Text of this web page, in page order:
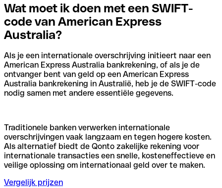
Wat moet ik doen met een SWIFT-
code van American Express
Australia?
Als je een internationale overschrijving initieert naar een
American Express Australia bankrekening, of als je de
ontvanger bent van geld op een American Express
Australia bankrekening in Australië, heb je de SWIFT-code
nodig samen met andere essentiële gegevens.
Traditionele banken verwerken internationale
overschrijvingen vaak langzaam en tegen hogere kosten.
Als alternatief biedt de Qonto zakelijke rekening voor
internationale transacties een snelle, kosteneffectieve en
veilige oplossing om internationaal geld over te maken.
Vergelijk prijzen